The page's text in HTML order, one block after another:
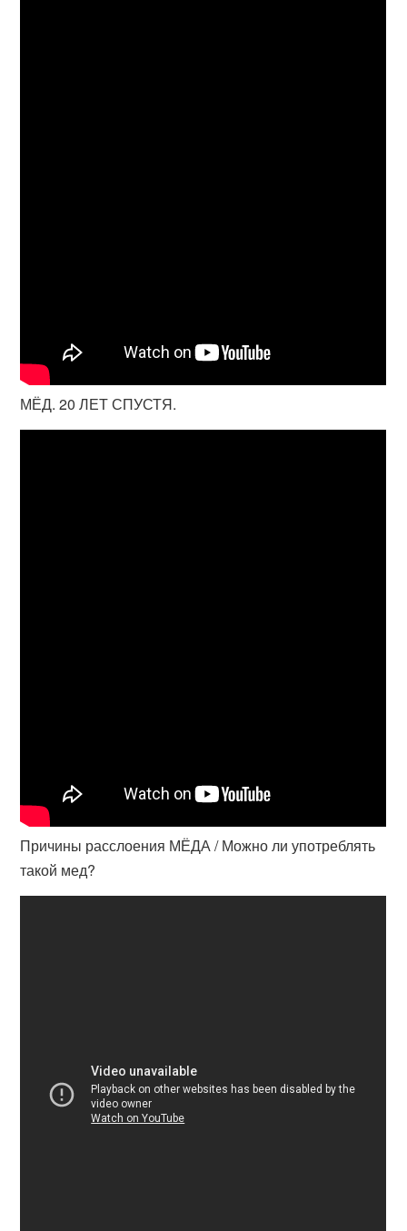
МЁД. 20 ЛЕТ СПУСТЯ.
Причины расслоения МЁДА / Можно ли употреблять
такой мед?